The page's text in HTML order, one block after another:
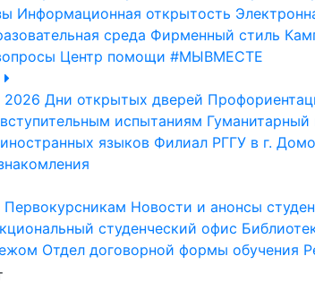
Информационная открытость
среда Фирменный стиль
Центр помощи #МЫВМЕСТЕ
2026 Дни открытых дверей
испытаниям
языков Филиал РГГУ в г.
Первокурсникам Новости и анонсы
студенческий офис
Отдел договорной формы обучения